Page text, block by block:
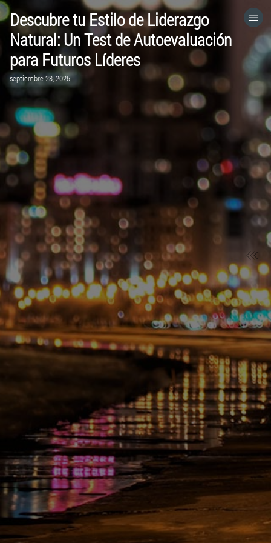
Descubre tu Estilo de Liderazgo
Natural: Un Test de Autoevaluación
para Futuros Líderes
septiembre 23, 2025
HOME
CATEGORÍAS
VISITA EL SITIO WEB